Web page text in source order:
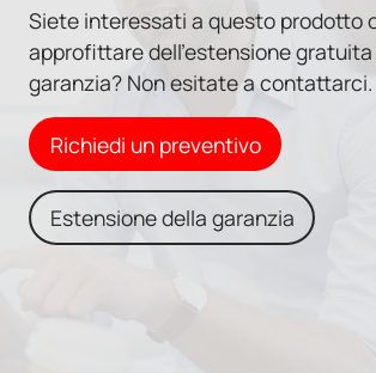
Siete interessati a questo prodotto
approfittare dell'estensione gratuita
garanzia? Non esitate a contattarci.
Richiedi un preventivo
Estensione della garanzia